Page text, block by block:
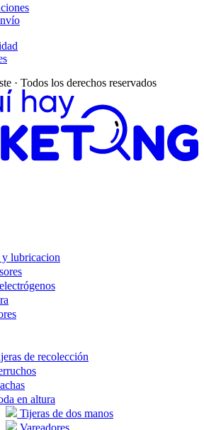
· Todos los derechos reservados
y lubricacion
de recolección
en altura
Tijeras de dos manos
Vareadores